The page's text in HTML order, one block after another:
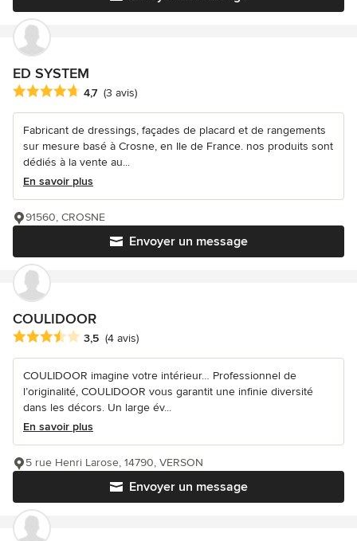
ED SYSTEM
Note moyenne : 4.7 étoiles sur 5
4,7 (3 avis)
Fabricant de dressings, façades de placard et de rangements
sur mesure basé à Crosne, en Ile de France. nos produits sont
dédiés à la vente au...
En savoir plus
Envoyer un message
91560, CROSNE
COULIDOOR
Note moyenne : 3.5 étoiles sur 5
3,5 (4 avis)
COULIDOOR imagine votre intérieur… Professionnel de
l’originalité, COULIDOOR vous garantit une infinie diversité
dans les décors. Un large év...
En savoir plus
Envoyer un message
5 rue Henri Larose, 14790, VERSON